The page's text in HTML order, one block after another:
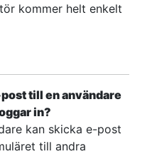
kommer helt enkelt
till en användare
in?
kan skicka e-post
till andra